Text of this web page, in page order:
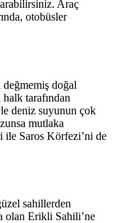
Araç
otobüsler
doğal
tarafından
deniz suyunun çok
mutlaka
ile Saros Körfezi’ni de
sahillerden
olan Erikli Sahili’ne